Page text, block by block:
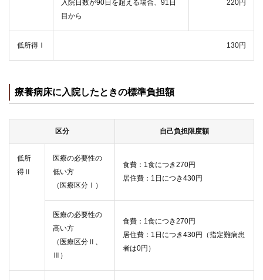
入院日数が90日を超える場合、91日
目から
220円
低所得Ⅰ 130円
療養病床に入院したときの標準負担額
区分 自己負担限度額
低所
得Ⅱ
医療の必要性の
低い方
（医療区分Ⅰ）
食費：1食につき270円
居住費：1日につき430円
医療の必要性の
高い方
（医療区分Ⅱ、
Ⅲ）
食費：1食につき270円
居住費：1日につき430円（指定難病患
者は0円）